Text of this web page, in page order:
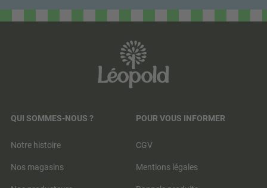
QUI SOMMES-NOUS ?
Notre histoire
Nos magasins
POUR VOUS INFORMER
CGV
Mentions légales